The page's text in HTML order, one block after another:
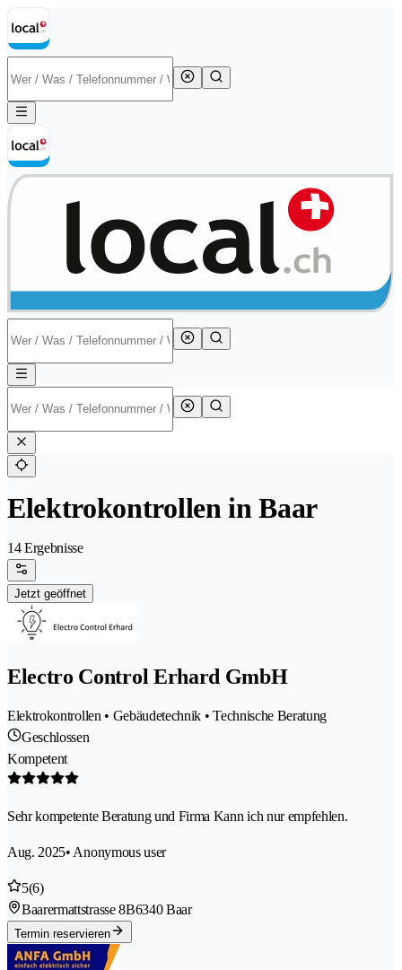
Elektrokontrollen in Baar
14 Ergebnisse
Jetzt geöffnet
Electro Control Erhard GmbH
Elektrokontrollen • Gebäudetechnik • Technische Beratung
Geschlossen
Kompetent
Sehr kompetente Beratung und Firma Kann ich nur empfehlen.
Aug. 2025• Anonymous user
5(6)
Baarermattstrasse 8B6340 Baar
Termin reservieren